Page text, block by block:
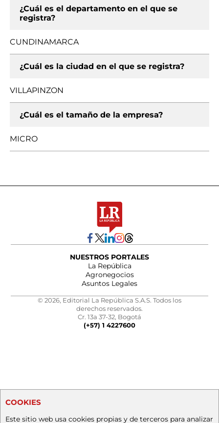
¿Cuál es el departamento en el que se
registra?
CUNDINAMARCA
¿Cuál es la ciudad en el que se registra?
VILLAPINZON
¿Cuál es el tamaño de la empresa?
MICRO
NUESTROS PORTALES
La República
Agronegocios
Asuntos Legales
© 2026, Editorial La República S.A.S. Todos los
derechos reservados.
Cr. 13a 37-32, Bogotá
(+57) 1 4227600
COOKIES
Este sitio web usa cookies propias y de terceros para analizar